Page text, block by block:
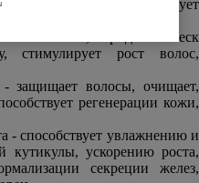
– способствует
– питает, придает блеск
стимулирует рост волос,
защищает волосы, очищает,
регенерации кожи,
- способствует увлажнению и
кутикулы, ускорению роста,
секреции желез,